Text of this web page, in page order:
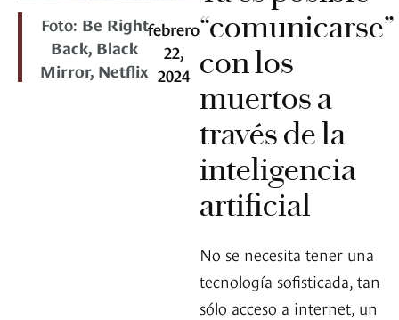
Foto: Be Right
Back, Black
Mirror, Netflix
febrero
22,
2024
“comunicarse”
con los
muertos a
través de la
inteligencia
artificial
No se necesita tener una
tecnología sofisticada, tan
sólo acceso a internet, un